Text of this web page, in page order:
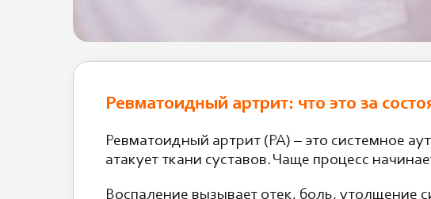
Ревматоидный артрит: что это за
Ревматоидный артрит (РА) – это системное
атакует ткани суставов. Чаще процесс
Воспаление вызывает отек, боль, утолщение